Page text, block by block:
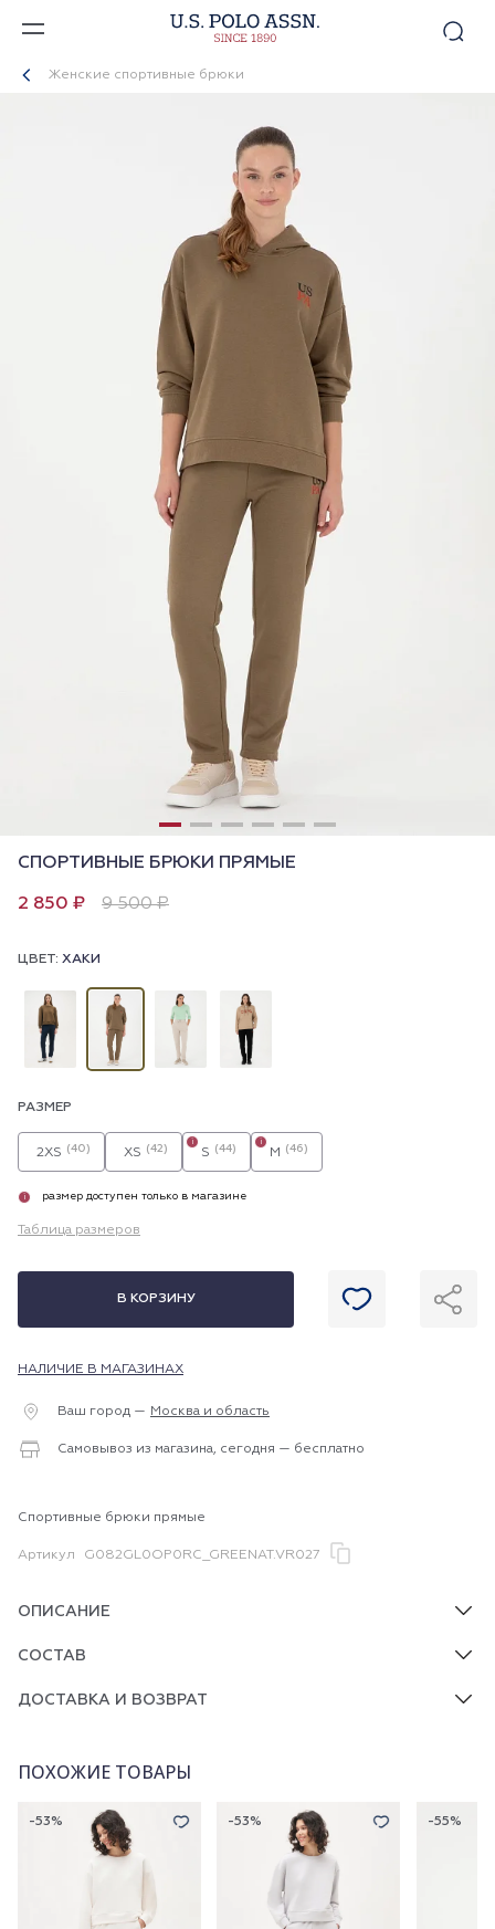
Женские спортивные брюки
СПОРТИВНЫЕ БРЮКИ ПРЯМЫЕ
2 850 ₽ 9 500 ₽
ЦВЕТ: ХАКИ
РАЗМЕР
2XS (40) XS (42) S (44)
i
M (46)
i
i размер доступен только в магазине
Таблица размеров
В КОРЗИНУ
НАЛИЧИЕ В МАГАЗИНАХ
Ваш город — Москва и область
Самовывоз из магазина, сегодня — бесплатно
Спортивные брюки прямые
Артикул G082GL0OP0RC_GREENAT.VR027
ОПИСАНИЕ
СОСТАВ
ДОСТАВКА И ВОЗВРАТ
ПОХОЖИЕ ТОВАРЫ
-53% -53% -55%